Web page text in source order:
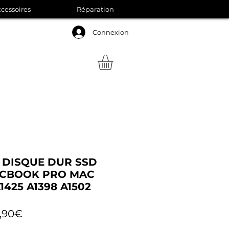
Connexion
Réparation
DUR SSD
PRO MAC
A1398 A1502